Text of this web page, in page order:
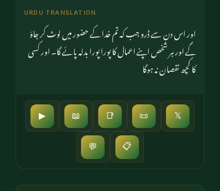
URDU TRANSLATION
اور اس دن سے ڈرو جب کہ تم خدا کے حضور میں لوٹ کر جاؤ
گے اور ہر شخص اپنے اعمال کا پورا پورا بدلہ پائے گا۔ اور کسی
کا کچھ نقصان نہ ہوگا
▶ 📖 📑 📜 𝕏
💬 📋